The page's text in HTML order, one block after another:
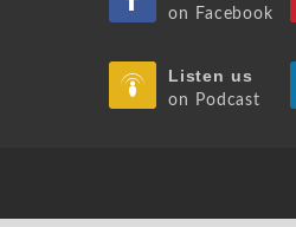
on Facebook
Listen us
on Podcast